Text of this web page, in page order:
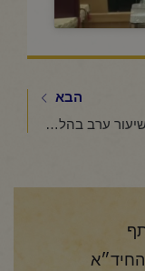
הבא
החיד"א -שיעור ערב בהלכה ובאגדה-אור לד' אב תשפ"ה
החיד״א